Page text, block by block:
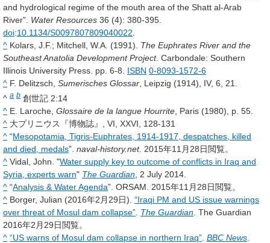
and hydrological regime of the mouth area of the Shatt al-Arab
River”. Water Resources 36 (4): 380-395.
doi:10.1134/S0097807809040022
^ Kolars, J.F.; Mitchell, W.A. (1991). The Euphrates River and the
Southeast Anatolia Development Project. Carbondale: Southern
Illinois University Press. pp. 6-8. ISBN 0-8093-1572-6
^ F. Delitzsch, Sumerisches Glossar , Leipzig (1914), IV, 6, 21.
^ a b 創世記 2:14
^ E. Laroche, Glossaire de la langue Hourrite , Paris (1980), p. 55.
^ 大プリニウス『博物誌』, VI, XXVI, 128-131
^ “Mesopotamia, Tigris-Euphrates, 1914-1917, despatches, killed
and died, medals”. naval-history.net. 2015年11月28日閲覧。
^ Vidal, John. "Water supply key to outcome of conflicts in Iraq and
Syria, experts warn" The Guardian , 2 July 2014.
^ “Analysis & Water Agenda”. ORSAM. 2015年11月28日閲覧。
^ Borger, Julian (2016年2月29日). “Iraqi PM and US issue warnings
over threat of Mosul dam collapse” The Guardian . The Guardian
2016年2月29日閲覧。
^ “US warns of Mosul dam collapse in northern Iraq” BBC News